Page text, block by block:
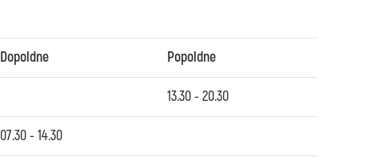
Dopoldne Popoldne
13.30 - 20.30
07.30 - 14.30